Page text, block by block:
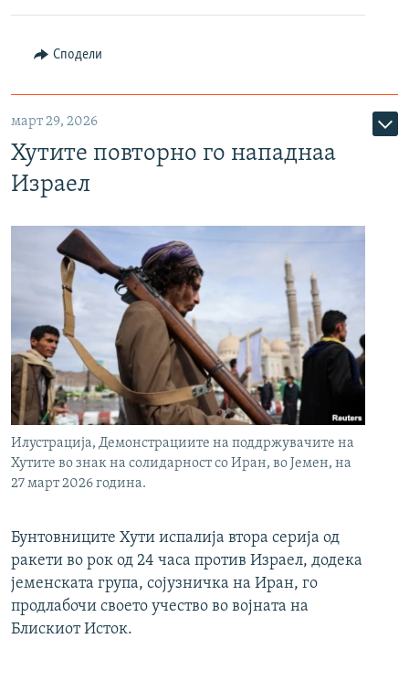
Сподели
март 29, 2026
Хутите повторно го нападнаа
Израел
Илустрација, Демонстрациите на поддржувачите на
Хутите во знак на солидарност со Иран, во Јемен, на
27 март 2026 година.
Бунтовниците Хути испалија втора серија од
ракети во рок од 24 часа против Израел, додека
јеменската група, сојузничка на Иран, го
продлабочи своето учество во војната на
Блискиот Исток.